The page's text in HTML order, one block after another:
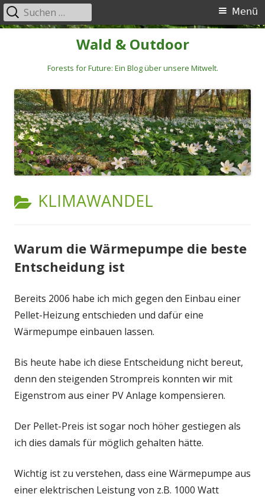
Wald & Outdoor
Forests for Future: Ein Blog über unsere Mitwelt.
Primäres
Menü
Suchen
nach:
KATEGORIE:
KLIMAWANDEL
Warum die Wärmepumpe die beste
Entscheidung ist
Bereits 2006 habe ich mich gegen den Einbau einer
Pellet-Heizung entschieden und dafür eine
Wärmepumpe einbauen lassen.
Bis heute habe ich diese Entscheidung nicht bereut,
denn den steigenden Strompreis konnten wir mit
Eigenstrom aus einer PV Anlage kompensieren.
Der Pellet-Preis ist sogar noch höher gestiegen als
ich dies damals für möglich gehalten hätte.
Wichtig ist zu verstehen, dass eine Wärmepumpe aus
einer elektrischen Leistung von z.B. 1000 Watt